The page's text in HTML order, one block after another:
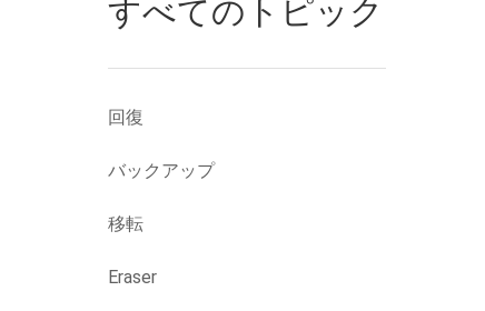
すべてのトピック
回復
バックアップ
移転
Eraser